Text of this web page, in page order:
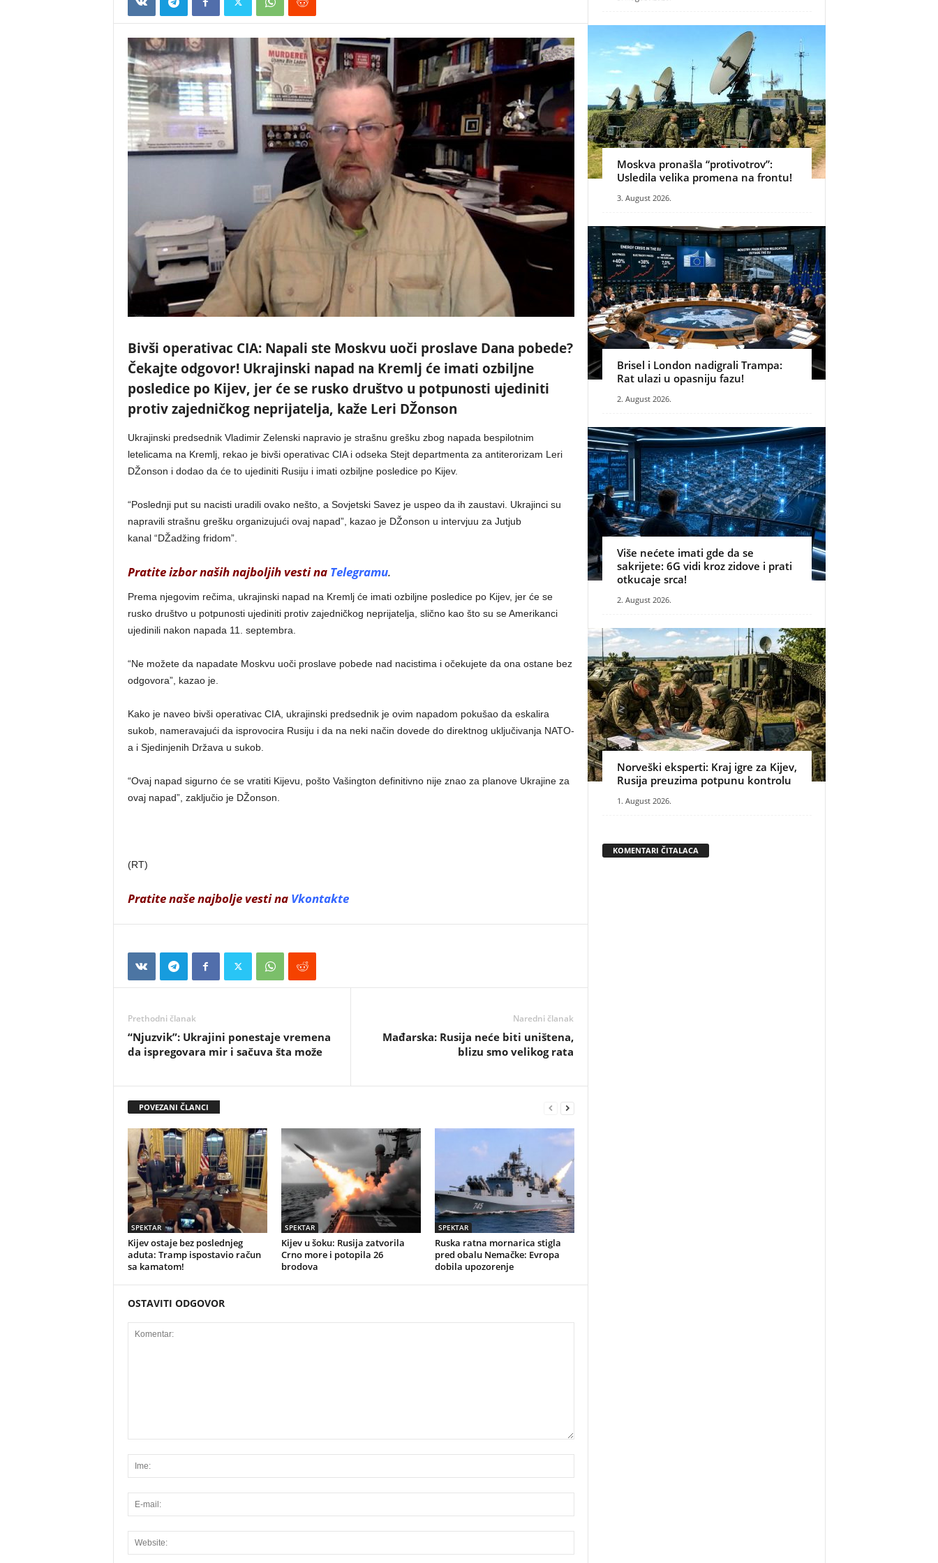
Bivši operativac CIA: Napali ste Moskvu uoči proslave Dana pobede?
Čekajte odgovor! Ukrajinski napad na Kremlj će imati ozbiljne
posledice po Kijev, jer će se rusko društvo u potpunosti ujediniti
protiv zajedničkog neprijatelja, kaže Leri DŽonson
Ukrajinski predsednik Vladimir Zelenski napravio je strašnu grešku zbog napada bespilotnim
letelicama na Kremlj, rekao je bivši operativac CIA i odseka Stejt departmenta za antiterorizam Leri
DŽonson i dodao da će to ujediniti Rusiju i imati ozbiljne posledice po Kijev.
“Poslednji put su nacisti uradili ovako nešto, a Sovjetski Savez je uspeo da ih zaustavi. Ukrajinci su
napravili strašnu grešku organizujući ovaj napad”, kazao je DŽonson u intervjuu za Jutjub
kanal “DŽadžing fridom”.
Pratite izbor naših najboljih vesti na Telegramu.
Prema njegovim rečima, ukrajinski napad na Kremlj će imati ozbiljne posledice po Kijev, jer će se
rusko društvo u potpunosti ujediniti protiv zajedničkog neprijatelja, slično kao što su se Amerikanci
ujedinili nakon napada 11. septembra.
“Ne možete da napadate Moskvu uoči proslave pobede nad nacistima i očekujete da ona ostane bez
odgovora”, kazao je.
Kako je naveo bivši operativac CIA, ukrajinski predsednik je ovim napadom pokušao da eskalira
sukob, nameravajući da isprovocira Rusiju i da na neki način dovede do direktnog uključivanja NATO-
a i Sjedinjenih Država u sukob.
“Ovaj napad sigurno će se vratiti Kijevu, pošto Vašington definitivno nije znao za planove Ukrajine za
ovaj napad”, zaključio je DŽonson.
(RT)
Pratite naše najbolje vesti na Vkontakte
Prethodni članak
“Njuzvik”: Ukrajini ponestaje vremena
da ispregovara mir i sačuva šta može
Naredni članak
Mađarska: Rusija neće biti uništena,
blizu smo velikog rata
POVEZANI ČLANCI
SPEKTAR
Kijev ostaje bez poslednjeg
aduta: Tramp ispostavio račun
sa kamatom!
SPEKTAR
Kijev u šoku: Rusija zatvorila
Crno more i potopila 26
brodova
SPEKTAR
Ruska ratna mornarica stigla
pred obalu Nemačke: Evropa
dobila upozorenje
OSTAVITI ODGOVOR
Moskva pronašla “protivotrov”:
Usledila velika promena na frontu!
3. August 2026.
Brisel i London nadigrali Trampa:
Rat ulazi u opasniju fazu!
2. August 2026.
Više nećete imati gde da se
sakrijete: 6G vidi kroz zidove i prati
otkucaje srca!
2. August 2026.
Norveški eksperti: Kraj igre za Kijev,
Rusija preuzima potpunu kontrolu
1. August 2026.
KOMENTARI ČITALACA